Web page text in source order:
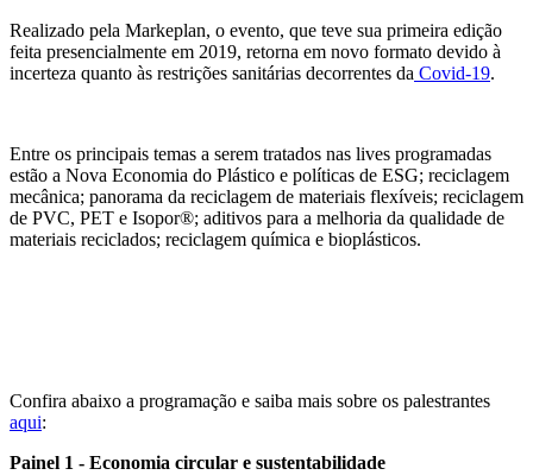
Realizado pela Markeplan, o evento, que teve sua primeira edição
feita presencialmente em 2019, retorna em novo formato devido à
incerteza quanto às restrições sanitárias decorrentes da Covid-19.
Entre os principais temas a serem tratados nas lives programadas
estão a Nova Economia do Plástico e políticas de ESG; reciclagem
mecânica; panorama da reciclagem de materiais flexíveis; reciclagem
de PVC, PET e Isopor®; aditivos para a melhoria da qualidade de
materiais reciclados; reciclagem química e bioplásticos.
Confira abaixo a programação e saiba mais sobre os palestrantes
aqui:
Painel 1 - Economia circular e sustentabilidade